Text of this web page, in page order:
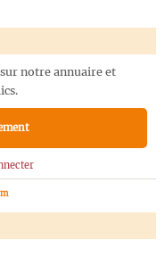
notre annuaire et